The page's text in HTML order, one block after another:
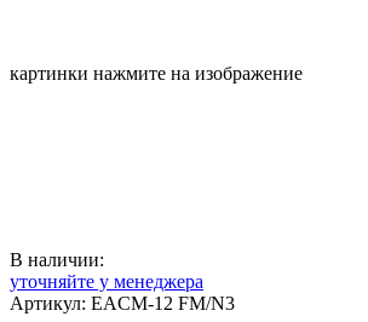
картинки нажмите на изображение
В наличии:
уточняйте у менеджера
Артикул: EACM-12 FM/N3